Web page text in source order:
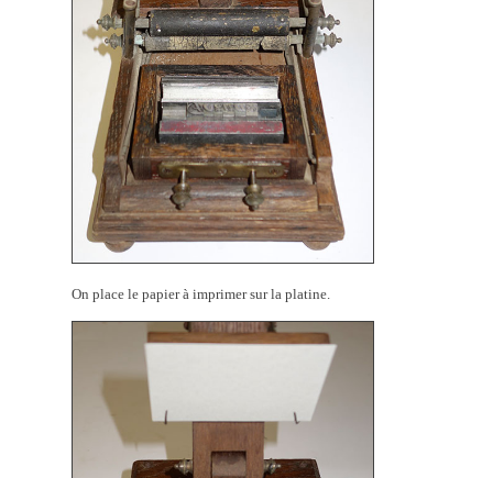
On place le papier à imprimer sur la platine.